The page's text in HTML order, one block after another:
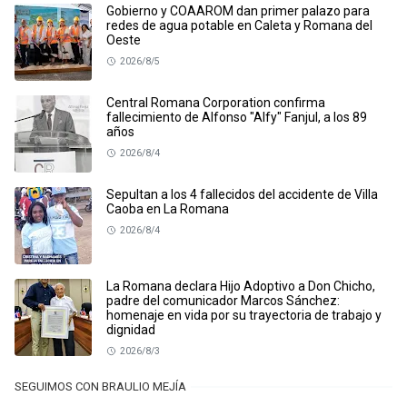
Gobierno y COAAROM dan primer palazo para
redes de agua potable en Caleta y Romana del
Oeste
2026/8/5
Central Romana Corporation confirma
fallecimiento de Alfonso "Alfy" Fanjul, a los 89
años
2026/8/4
Sepultan a los 4 fallecidos del accidente de Villa
Caoba en La Romana
2026/8/4
La Romana declara Hijo Adoptivo a Don Chicho,
padre del comunicador Marcos Sánchez:
homenaje en vida por su trayectoria de trabajo y
dignidad
2026/8/3
SEGUIMOS CON BRAULIO MEJÍA